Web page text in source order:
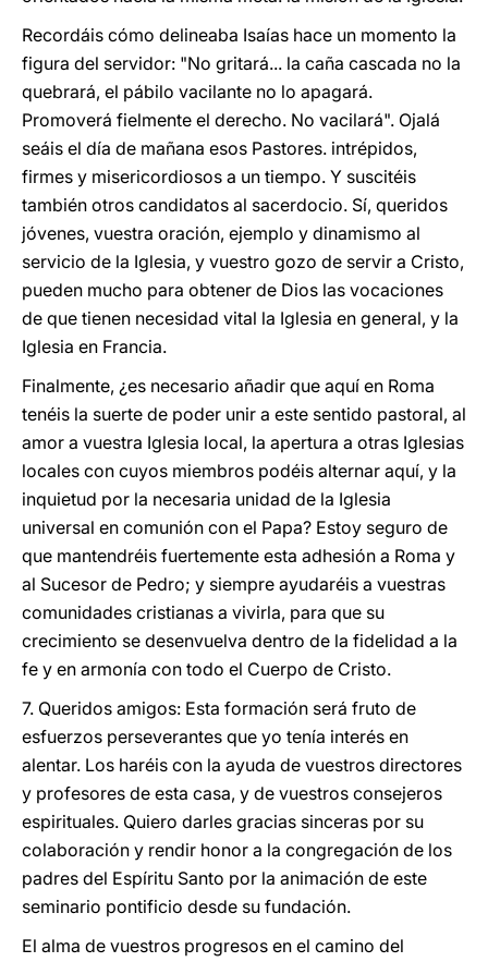
Recordáis cómo delineaba Isaías hace un momento la
figura del servidor: "No gritará... la caña cascada no la
quebrará, el pábilo vacilante no lo apagará.
Promoverá fielmente el derecho. No vacilará". Ojalá
seáis el día de mañana esos Pastores. intrépidos,
firmes y misericordiosos a un tiempo. Y suscitéis
también otros candidatos al sacerdocio. Sí, queridos
jóvenes, vuestra oración, ejemplo y dinamismo al
servicio de la Iglesia, y vuestro gozo de servir a Cristo,
pueden mucho para obtener de Dios las vocaciones
de que tienen necesidad vital la Iglesia en general, y la
Iglesia en Francia.
Finalmente, ¿es necesario añadir que aquí en Roma
tenéis la suerte de poder unir a este sentido pastoral, al
amor a vuestra Iglesia local, la apertura a otras Iglesias
locales con cuyos miembros podéis alternar aquí, y la
inquietud por la necesaria unidad de la Iglesia
universal en comunión con el Papa? Estoy seguro de
que mantendréis fuertemente esta adhesión a Roma y
al Sucesor de Pedro; y siempre ayudaréis a vuestras
comunidades cristianas a vivirla, para que su
crecimiento se desenvuelva dentro de la fidelidad a la
fe y en armonía con todo el Cuerpo de Cristo.
7. Queridos amigos: Esta formación será fruto de
esfuerzos perseverantes que yo tenía interés en
alentar. Los haréis con la ayuda de vuestros directores
y profesores de esta casa, y de vuestros consejeros
espirituales. Quiero darles gracias sinceras por su
colaboración y rendir honor a la congregación de los
padres del Espíritu Santo por la animación de este
seminario pontificio desde su fundación.
El alma de vuestros progresos en el camino del